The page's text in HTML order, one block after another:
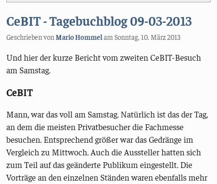
CeBIT - Tagebuchblog 09-03-2013
Geschrieben vonMario HommelamSonntag, 10. März 2013
Und hier der kurze Bericht vom zweiten CeBIT-Besuch
am Samstag.
CeBIT
Mann, war das voll am Samstag. Natürlich ist das der Tag,
an dem die meisten Privatbesucher die Fachmesse
besuchen. Entsprechend größer war das Gedränge im
Vergleich zu Mittwoch. Auch die Aussteller hatten sich
zum Teil auf das geänderte Publikum eingestellt. Die
Vorträge an den einzelnen Ständen waren ebenfalls mehr